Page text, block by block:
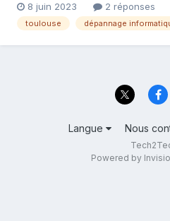
maintenance préventive et de la
la configuration de matériel et de
8 juin 2023 2 réponses
toulouse dépannage
Langue Nous
Powered by